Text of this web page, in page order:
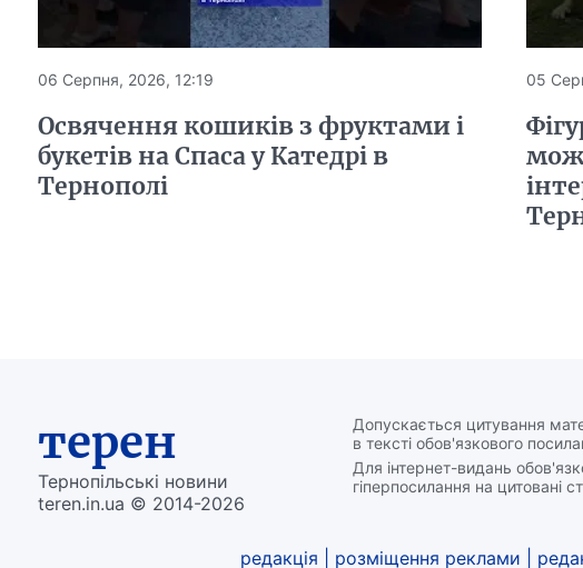
06 Серпня, 2026, 12:19
Освячення кошиків з фруктами і
букетів на Спаса у Катедрі в
Тернополі
05
терен
Тернопільські новини
teren.in.ua © 2014-2026
Допускається цитування
в тексті обов'язкового
Для інтернет-видань
гіперпосилання на цитовані
редакція розміщення реклами